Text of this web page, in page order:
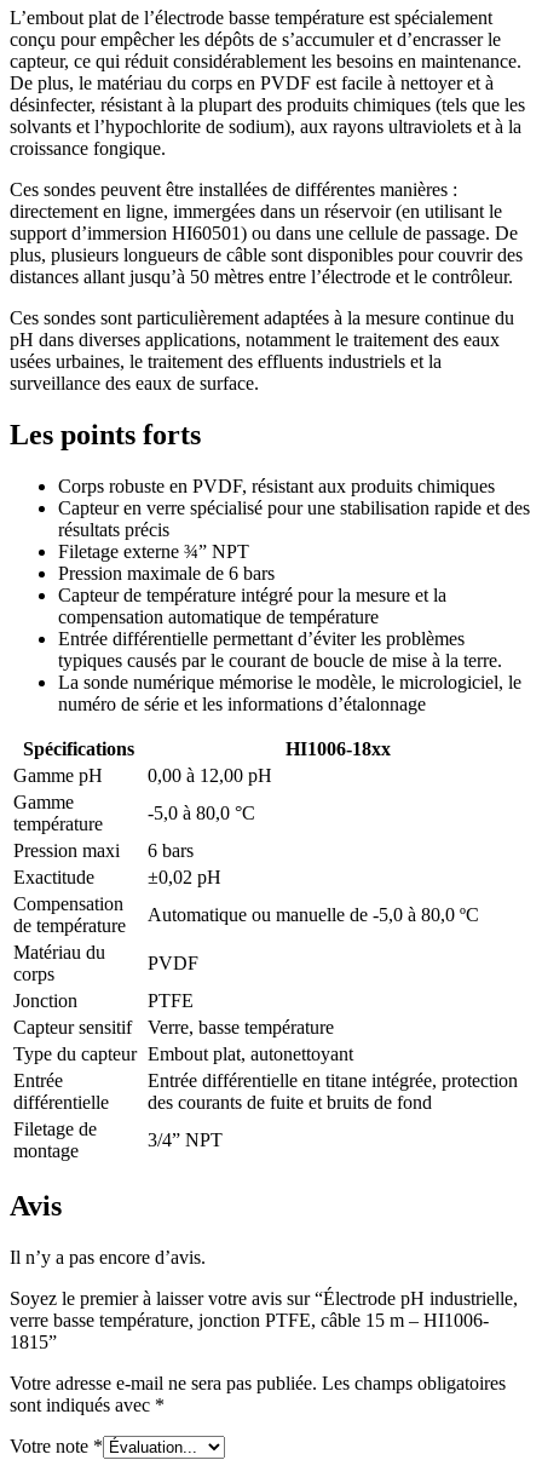
L’embout plat de l’électrode basse température est spécialement
conçu pour empêcher les dépôts de s’accumuler et d’encrasser le
capteur, ce qui réduit considérablement les besoins en maintenance.
De plus, le matériau du corps en PVDF est facile à nettoyer et à
désinfecter, résistant à la plupart des produits chimiques (tels que les
solvants et l’hypochlorite de sodium), aux rayons ultraviolets et à la
croissance fongique.
Ces sondes peuvent être installées de différentes manières :
directement en ligne, immergées dans un réservoir (en utilisant le
support d’immersion HI60501) ou dans une cellule de passage. De
plus, plusieurs longueurs de câble sont disponibles pour couvrir des
distances allant jusqu’à 50 mètres entre l’électrode et le contrôleur.
Ces sondes sont particulièrement adaptées à la mesure continue du
pH dans diverses applications, notamment le traitement des eaux
usées urbaines, le traitement des effluents industriels et la
surveillance des eaux de surface.
Les points forts
Corps robuste en PVDF, résistant aux produits chimiques
Capteur en verre spécialisé pour une stabilisation rapide et des
résultats précis
Filetage externe ¾” NPT
Pression maximale de 6 bars
Capteur de température intégré pour la mesure et la
compensation automatique de température
Entrée différentielle permettant d’éviter les problèmes
typiques causés par le courant de boucle de mise à la terre.
La sonde numérique mémorise le modèle, le micrologiciel, le
numéro de série et les informations d’étalonnage
Spécifications
HI1006-18xx
Gamme pH
0,00 à 12,00 pH
Gamme
température
-5,0 à 80,0 °C
Pression maxi
6 bars
Exactitude
±0,02 pH
Compensation
de température
Automatique ou manuelle de -5,0 à 80,0 ºC
Matériau du
corps
PVDF
Jonction
PTFE
Capteur sensitif
Verre, basse température
Type du capteur Embout plat, autonettoyant
Entrée
différentielle
Entrée différentielle en titane intégrée, protection
des courants de fuite et bruits de fond
Filetage de
montage
3/4” NPT
Avis
Il n’y a pas encore d’avis.
Soyez le premier à laisser votre avis sur “Électrode pH industrielle,
verre basse température, jonction PTFE, câble 15 m – HI1006-
1815”
Votre adresse e-mail ne sera pas publiée. Les champs obligatoires
sont indiqués avec *
Votre note *